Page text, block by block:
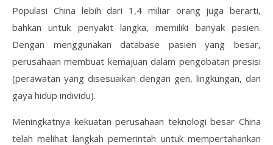
Populasi China lebih dari 1,4 miliar orang juga berarti,
bahkan untuk penyakit langka, memiliki banyak pasien.
Dengan menggunakan database pasien yang besar,
perusahaan membuat kemajuan dalam pengobatan presisi
(perawatan yang disesuaikan dengan gen, lingkungan, dan
gaya hidup individu).
Meningkatnya kekuatan perusahaan teknologi besar China
telah melihat langkah pemerintah untuk mempertahankan